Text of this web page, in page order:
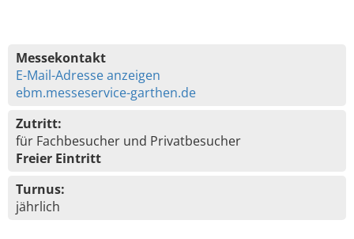
Messekontakt
E-Mail-Adresse anzeigen
ebm.messeservice-garthen.de
Zutritt:
für Fachbesucher und Privatbesucher
Freier Eintritt
Turnus:
jährlich